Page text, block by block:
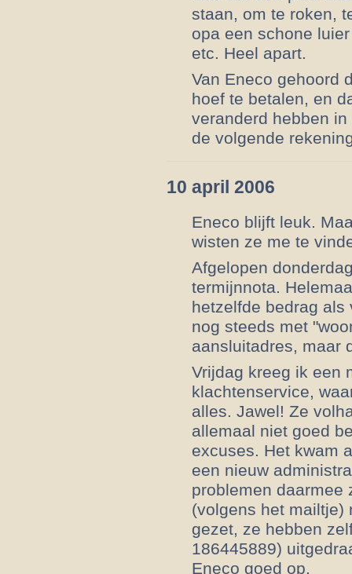
staan, om te roken,
opa een schone
etc. Heel apart.
Van Eneco gehoord
hoef te betalen, en
veranderd hebben
de volgende
10 april 2006
Eneco blijft leuk.
wisten ze me te
Afgelopen
termijnnota.
hetzelfde bedrag als
nog steeds met
aansluitadres, maar
Vrijdag kreeg ik een
klachtenservice,
alles. Jawel! Ze
allemaal niet goed
excuses. Het kwam
een nieuw
problemen daarmee
(volgens het mailtje)
gezet, ze hebben
186445889)
Eneco goed op.